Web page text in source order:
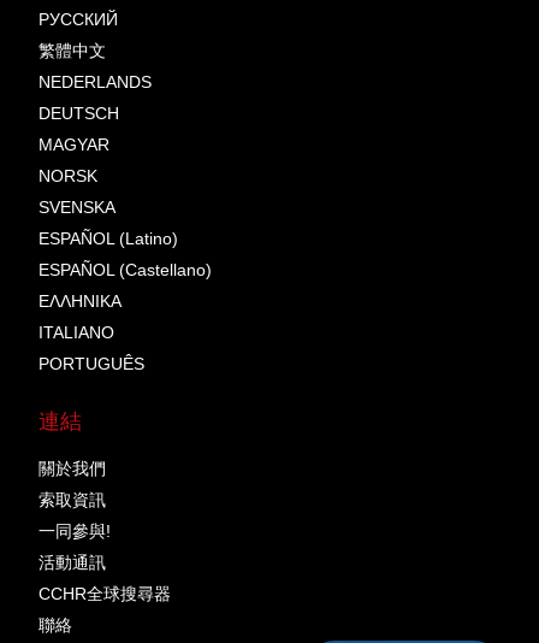
РУССКИЙ
繁體中文
NEDERLANDS
DEUTSCH
MAGYAR
NORSK
SVENSKA
ESPAÑOL (Latino)
ESPAÑOL (Castellano)
ΕΛΛΗΝΙΚA
ITALIANO
PORTUGUÊS
連結
關於我們
索取資訊
一同參與!
活動通訊
CCHR全球搜尋器
聯絡